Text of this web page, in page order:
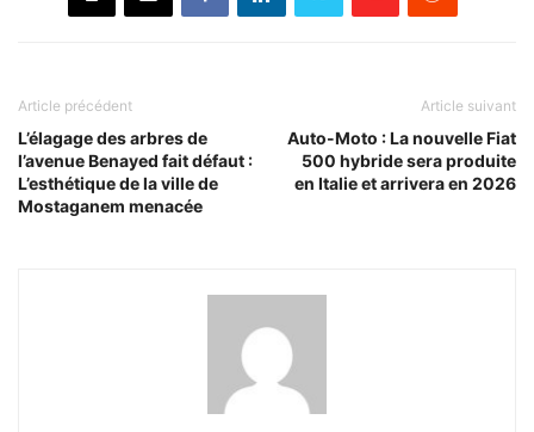
Article précédent
L’élagage des arbres de
l’avenue Benayed fait défaut :
L’esthétique de la ville de
Mostaganem menacée
Article suivant
Auto-Moto : La nouvelle Fiat
500 hybride sera produite
en Italie et arrivera en 2026